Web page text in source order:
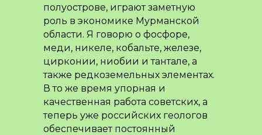
полуострове, играют заметную
роль в экономике Мурманской
области. Я говорю о фосфоре,
меди, никеле, кобальте, железе,
цирконии, ниобии и тантале, а
также редкоземельных элементах.
В то же время упорная и
качественная работа советских, а
теперь уже российских геологов
обеспечивает постоянный